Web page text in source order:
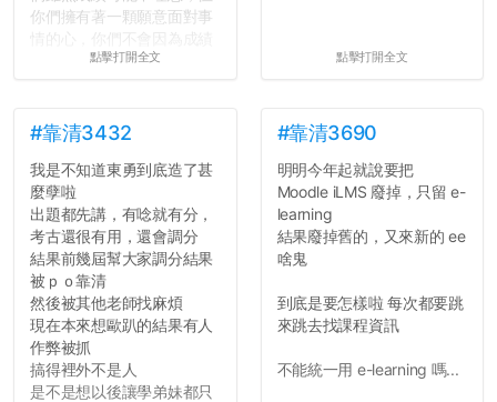
你們擁有著一顆願意面對事
壓力而選擇逃避(作弊)，在
績無法體現你們的努力，但
往後你們正直的態度一定會
讓你們在社會上適應得更
好。最後，那些作弊的同
學，你們要瞭解到作弊對你
們而言是沒有任何好處的，
大學是你們唯一可以勇敢認
錯但不需要付出太大代價的
地方，你們在這時候如果不
會學會...
點擊打開全文 點擊打開全文
#靠清3432
我是不知道東勇到底造了甚
麼孽啦
出題都先講，有唸就有分，
考古還很有用，還會調分
結果前幾屆幫大家調分結果
被ｐｏ靠清
然後被其他老師找麻煩
現在本來想歐趴的結果有人
作弊被抓
搞得裡外不是人
是不是想以後讓學弟妹都只
#靠清3690
明明今年起就說要把
Moodle iLMS 廢掉，只留 e-
learning
結果廢掉舊的，又來新的 ee
啥鬼
到底是要怎樣啦 每次都要跳
來跳去找課程資訊
不能統一用 e-learning 嗎...